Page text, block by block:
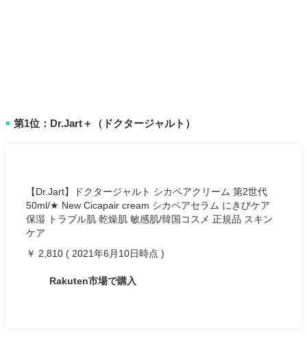
■ 第1位：Dr.Jart＋（ドクタージャルト）
【Dr.Jart】ドクタージャルト シカペアクリーム 第2世代
50ml/★ New Cicapair cream シカペアセラム にきびケア
保湿 トラブル肌 乾燥肌 敏感肌/韓国コスメ 正規品 スキン
ケア
￥ 2,810 ( 2021年6月10日時点 )
Rakuten市場で購入